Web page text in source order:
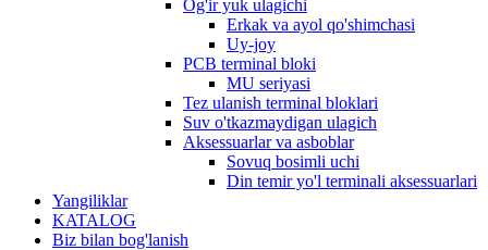
Og'ir yuk ulagichi
Erkak va ayol qo'shimchasi
Uy-joy
PCB terminal bloki
MU seriyasi
Tez ulanish terminal bloklari
Suv o'tkazmaydigan ulagich
Aksessuarlar va asboblar
Sovuq bosimli uchi
Din temir yo'l terminali aksessuarlari
Yangiliklar
KATALOG
Biz bilan bog'lanish